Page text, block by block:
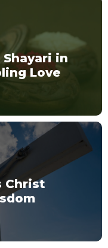
Shayari in
Love
Christ